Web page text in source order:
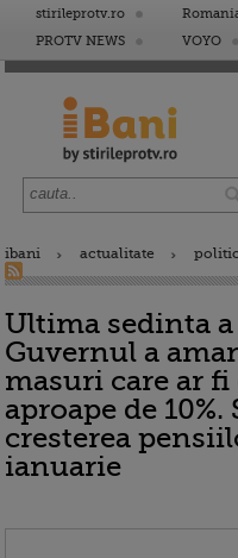
stirileprotv.ro
PROTV NEWS
VOYO
ibani actualitate
Ultima sedinta
Guvernul a
masuri care ar
aproape de 10%.
cresterea
ianuarie